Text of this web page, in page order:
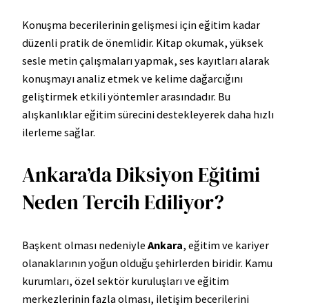
Konuşma becerilerinin gelişmesi için eğitim kadar
düzenli pratik de önemlidir. Kitap okumak, yüksek
sesle metin çalışmaları yapmak, ses kayıtları alarak
konuşmayı analiz etmek ve kelime dağarcığını
geliştirmek etkili yöntemler arasındadır. Bu
alışkanlıklar eğitim sürecini destekleyerek daha hızlı
ilerleme sağlar.
Ankara’da Diksiyon Eğitimi
Neden Tercih Ediliyor?
Başkent olması nedeniyle Ankara, eğitim ve kariyer
olanaklarının yoğun olduğu şehirlerden biridir. Kamu
kurumları, özel sektör kuruluşları ve eğitim
merkezlerinin fazla olması, iletişim becerilerini